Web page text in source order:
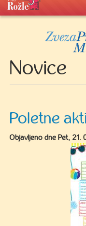
Novice
Poletne
Objavljeno dne Pet, 21.